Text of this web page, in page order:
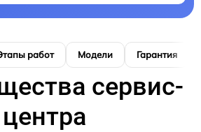
работ Модели Гарантия
сервис-
центра